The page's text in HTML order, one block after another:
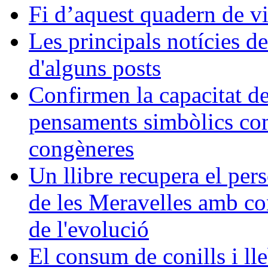
Fi d’aquest quadern de
Les principals notícies
d'alguns posts
Confirmen la capacitat
pensaments simbòlics
congèneres
Un llibre recupera el
de les Meravelles amb
de l'evolució
El consum de conills i